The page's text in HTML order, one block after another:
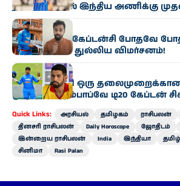
தலைமையில் இந்திய அணிக்கு
விளையாட்டு
ஷுப்மன் கில் கேப்டன்சி போதவே
விஹாரியின் துல்லிய விமர்சனம்!
விளையாட்டு
“சூர்யவன்ஷி ஒரு தலைமுறைக்கான
முடியும்” – ஜிம்பாப்வே டி20 கேப்டன்
Quick Links: அரசியல் தமிழகம் ராசிபலன்
தினசரி ராசிபலன்
Daily Horoscope ஜோதிடம்
இன்றைய ராசிபலன்
India இந்தியா
சினிமா
Rasi Palan